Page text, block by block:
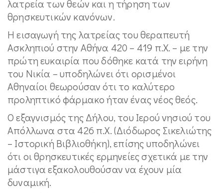
λατρεία των θεών και η τήρηση των
θρησκευτικών κανόνων.
Η εισαγωγή της λατρείας του θεραπευτή
Ασκληπιού στην Αθήνα 420 – 419 π.Χ. – με την
πρώτη ευκαιρία που δόθηκε κατά την ειρήνη
του Νικία – υποδηλώνει ότι ορισμένοι
Αθηναίοι θεωρούσαν ότι το καλύτερο
προληπτικό φάρμακο ήταν ένας νέος θεός.
Ο εξαγνισμός της Δήλου, του Ιερού νησιού του
Απόλλωνα στα 426 π.Χ. (Διόδωρος Σικελιώτης
– Ιστορική Βιβλιοθήκη), επίσης υποδηλώνει
ότι οι θρησκευτικές ερμηνείες σχετικά με την
μάστιγα εξακολουθούσαν να έχουν μία
δυναμική.